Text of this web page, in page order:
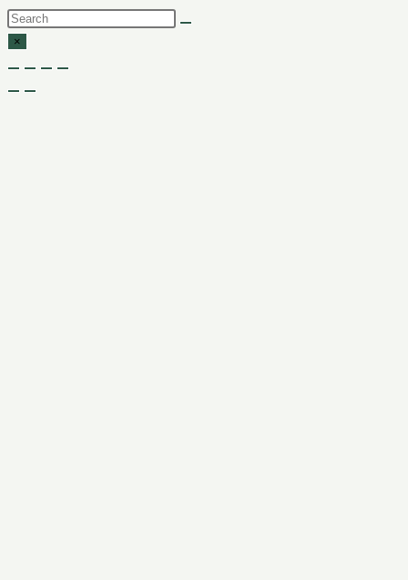
Search
this
×